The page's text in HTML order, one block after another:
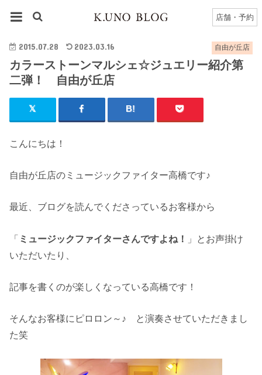
店舗・予約
カラーストーンマルシェ☆ジュエリー紹介第二弾！ 自由が丘店
自由が丘店
2015.07.28 2023.03.16
カラーストーンマルシェ☆ジュエリー紹介第
二弾！ 自由が丘店
こんにちは！
自由が丘店のミュージックファイター高橋です♪
最近、ブログを読んでくださっているお客様から
「 ミュージックファイターさんですよね！
」とお声掛け
いただいたり、
記事を書くのが楽しくなっている高橋です！
そんなお客様にピロロン～♪ と演奏させていただきまし
た笑